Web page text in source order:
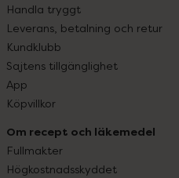
Handla tryggt
Leverans, betalning och retur
Kundklubb
Sajtens tillgänglighet
App
Köpvillkor
Om recept och läkemedel
Fullmakter
Högkostnadsskyddet